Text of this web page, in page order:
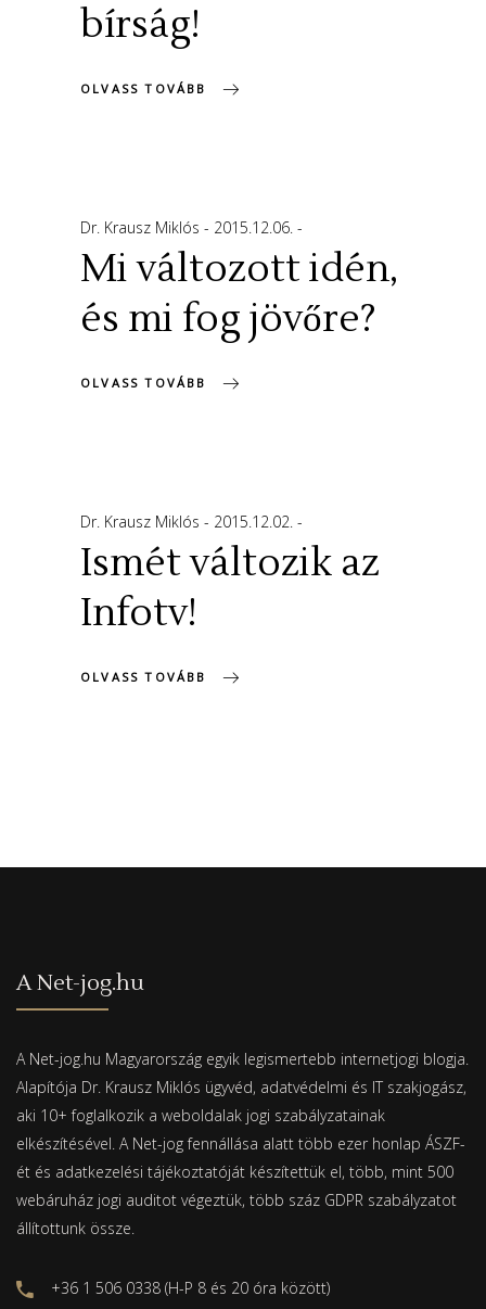
bírság!
OLVASS TOVÁBB
Dr. Krausz Miklós 2015.12.06.
Mi változott idén,
és mi fog jövőre?
OLVASS TOVÁBB
Dr. Krausz Miklós 2015.12.02.
Ismét változik az
Infotv!
OLVASS TOVÁBB
A Net-jog.hu
A Net-jog.hu Magyarország egyik legismertebb internetjogi blogja.
Alapítója Dr. Krausz Miklós ügyvéd, adatvédelmi és IT szakjogász,
aki 10+ foglalkozik a weboldalak jogi szabályzatainak
elkészítésével. A Net-jog fennállása alatt több ezer honlap ÁSZF-
ét és adatkezelési tájékoztatóját készítettük el, több, mint 500
webáruház jogi auditot végeztük, több száz GDPR szabályzatot
állítottunk össze.
+36 1 506 0338 (H-P 8 és 20 óra között)